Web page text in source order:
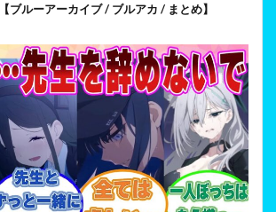
ブルーアーカイブ / ブルアカ / まとめ】